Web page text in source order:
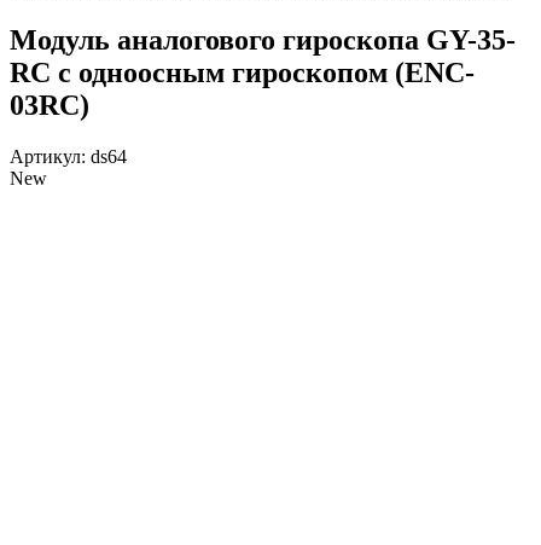
Модуль аналогового гироскопа GY-35-
RC с одноосным гироскопом (ENC-
03RC)
Артикул: ds64
New